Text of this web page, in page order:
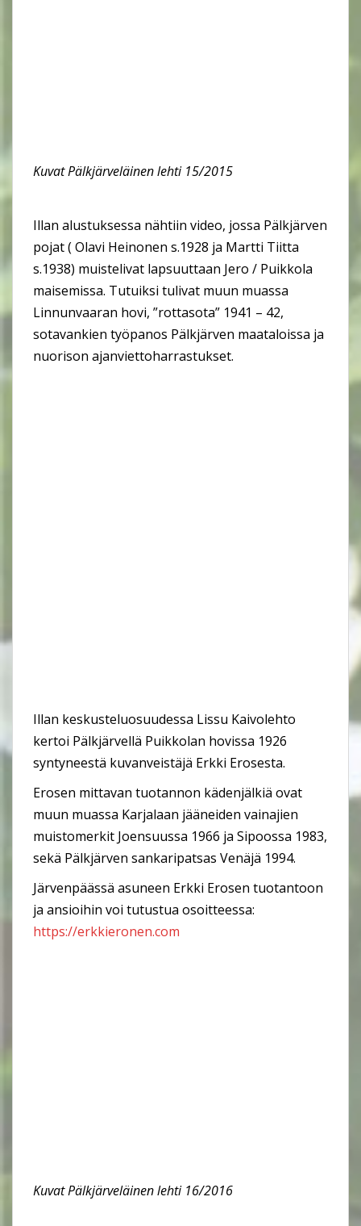
Kuvat Pälkjärveläinen lehti 15/2015
Illan alustuksessa nähtiin video, jossa Pälkjärven
pojat ( Olavi Heinonen s.1928 ja Martti Tiitta
s.1938) muistelivat lapsuuttaan Jero / Puikkola
maisemissa. Tutuiksi tulivat muun muassa
Linnunvaaran hovi, ”rottasota” 1941 – 42,
sotavankien työpanos Pälkjärven maataloissa ja
nuorison ajanviettoharrastukset.
Illan keskusteluosuudessa Lissu Kaivolehto
kertoi Pälkjärvellä Puikkolan hovissa 1926
syntyneestä kuvanveistäjä Erkki Erosesta.
Erosen mittavan tuotannon kädenjälkiä ovat
muun muassa Karjalaan jääneiden vainajien
muistomerkit Joensuussa 1966 ja Sipoossa 1983,
sekä Pälkjärven sankaripatsas Venäjä 1994.
Järvenpäässä asuneen Erkki Erosen tuotantoon
ja ansioihin voi tutustua osoitteessa:
https://erkkieronen.com
Kuvat Pälkjärveläinen lehti 16/2016